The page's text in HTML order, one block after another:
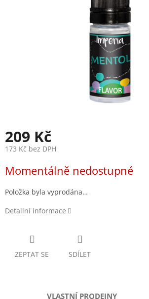
209 Kč
173 Kč bez DPH
cena:
Momentálně nedostupné
Položka byla vyprodána…
Detailní informace
ZEPTAT SE SDÍLET
VLASTNÍ PRODEJNY